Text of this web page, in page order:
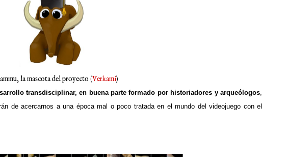
la mascota del proyecto (Verkami)
transdisciplinar, en buena parte formado por historiadores y arqueólogos
de acercarnos a una época mal o poco tratada en el mundo del videojuego con el